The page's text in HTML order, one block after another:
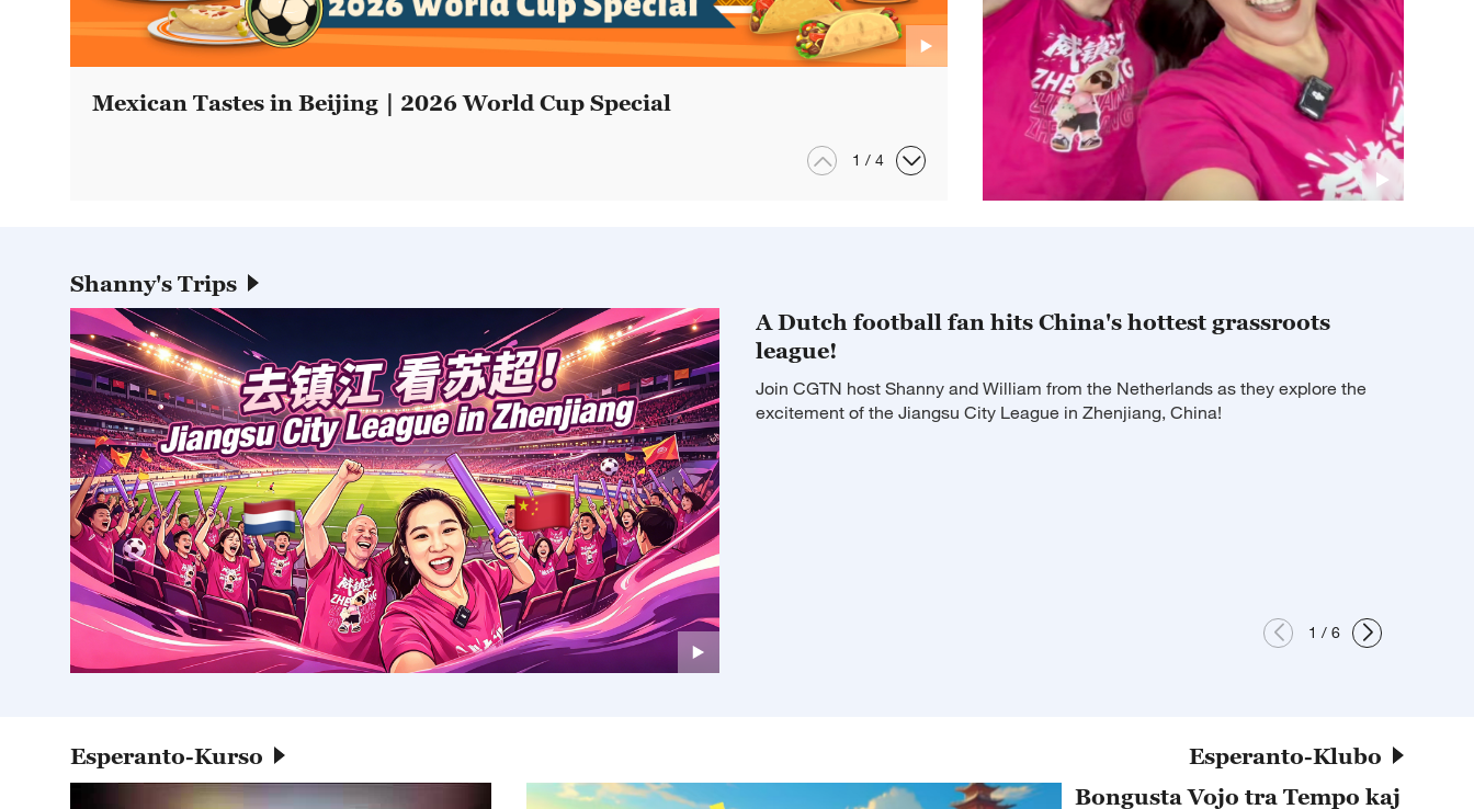
Mexican Tastes in Beijing｜2026 World Cup Special
1 / 4
Shanny's Trips
A Dutch football fan hits China's hottest grassroots
league!
Join CGTN host Shanny and William from the Netherlands as they explore the
excitement of the Jiangsu City League in Zhenjiang, China!
1 / 6
Esperanto-Kurso
Esperanto-Klubo
Bongusta Vojo tra Tempo kaj